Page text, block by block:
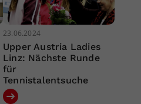
23.06.2024
Upper Austria Ladies
Linz: Nächste Runde
für
Tennistalentsuche